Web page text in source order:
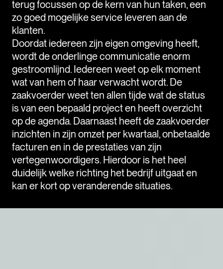
terug focussen op de kern van hun taken, een
zo goed mogelijke service leveren aan de
klanten.
Doordat iedereen zijn eigen omgeving heeft,
wordt de onderlinge communicatie enorm
gestroomlijnd. Iedereen weet op elk moment
wat van hem of haar verwacht wordt. De
zaakvoerder weet ten allen tijde wat de status
is van een bepaald project en heeft overzicht
op de agenda. Daarnaast heeft de zaakvoerder
inzichten in zijn omzet per kwartaal, onbetaalde
facturen en in de prestaties van zijn
vertegenwoordigers. Hierdoor is het heel
duidelijk welke richting het bedrijf uitgaat en
kan er kort op veranderende situaties.